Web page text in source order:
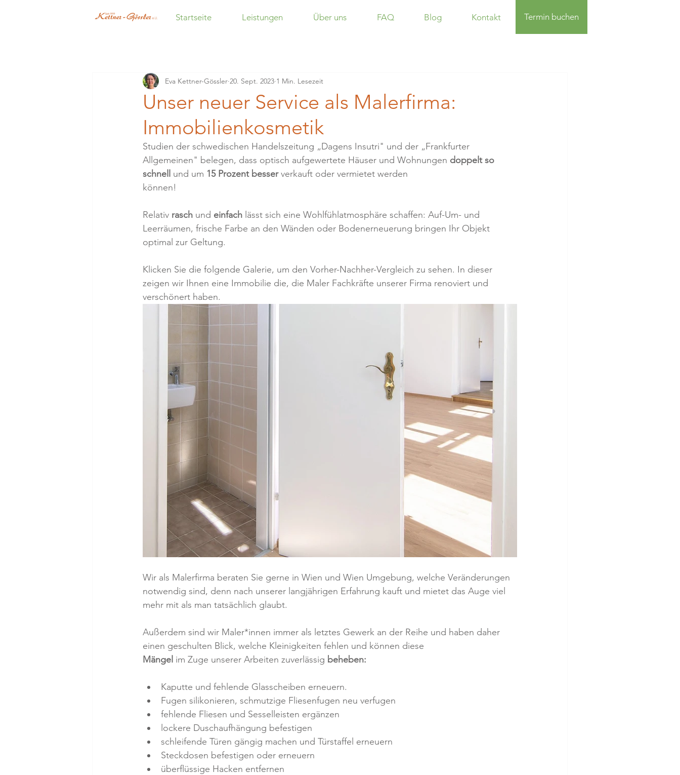
Startseite Leistungen Über uns FAQ Blog Kontakt Termin buchen
Unser neuer Service als Malerfirma:
Immobilienkosmetik
Eva Kettner-Gössler 20. Sept. 2023 1 Min. Lesezeit
Studien der schwedischen Handelszeitung „Dagens Insutri" und der „Frankfurter
Allgemeinen" belegen, dass optisch aufgewertete Häuser und Wohnungen doppelt so
schnell
und um 15 Prozent besser verkauft oder vermietet werden
können!
Relativ rasch und einfach lässt sich eine Wohlfühlatmosphäre schaffen: Auf-Um- und
Leerräumen, frische Farbe an den Wänden oder Bodenerneuerung bringen Ihr Objekt
optimal zur Geltung.
Klicken Sie die folgende Galerie, um den Vorher-Nachher-Vergleich zu sehen. In dieser
zeigen wir Ihnen eine Immobilie die, die Maler Fachkräfte unserer Firma renoviert und
verschönert haben.
Wir als Malerfirma beraten Sie gerne in Wien und Wien Umgebung, welche Veränderungen
notwendig sind, denn nach unserer langjährigen Erfahrung kauft und mietet das Auge viel
mehr mit als man tatsächlich glaubt.
Außerdem sind wir Maler*innen immer als letztes Gewerk an der Reihe und haben daher
einen geschulten Blick, welche Kleinigkeiten fehlen und können diese
Mängel im Zuge unserer Arbeiten zuverlässig beheben:
﻿﻿Kaputte und fehlende Glasscheiben erneuern.
﻿﻿Fugen silikonieren, schmutzige Fliesenfugen neu verfugen
﻿﻿fehlende Fliesen und Sesselleisten ergänzen
﻿﻿lockere Duschaufhängung befestigen
﻿﻿schleifende Türen gängig machen und Türstaffel erneuern
﻿﻿Steckdosen befestigen oder erneuern
﻿﻿überflüssige Hacken entfernen